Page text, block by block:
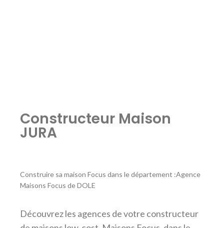
Constructeur Maison
JURA
Construire sa maison Focus dans le département :Agence
Maisons Focus de DOLE
Découvrez les agences de votre constructeur